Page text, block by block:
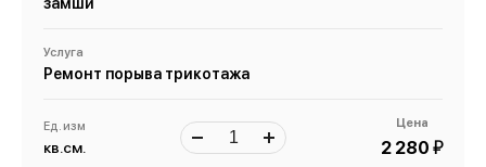
Услуга
Ремонт порыва трикотажа
Ед. изм
кв.см.
Цена
2 280 й